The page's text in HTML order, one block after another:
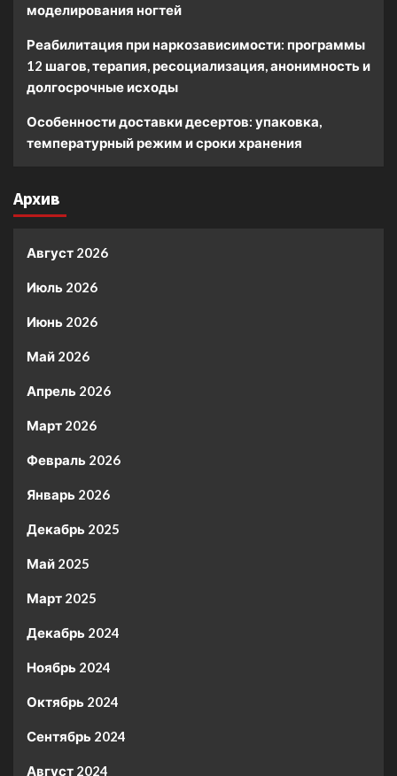
моделирования ногтей
Реабилитация при наркозависимости: программы
12 шагов, терапия, ресоциализация, анонимность и
долгосрочные исходы
Особенности доставки десертов: упаковка,
температурный режим и сроки хранения
Архив
Август 2026
Июль 2026
Июнь 2026
Май 2026
Апрель 2026
Март 2026
Февраль 2026
Январь 2026
Декабрь 2025
Май 2025
Март 2025
Декабрь 2024
Ноябрь 2024
Октябрь 2024
Сентябрь 2024
Август 2024